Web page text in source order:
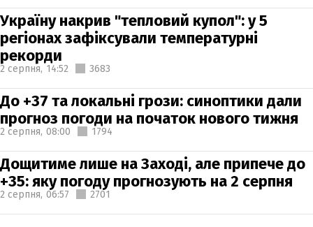
Україну накрив "тепловий купол": у 5
регіонах зафіксували температурні
рекорди
2 серпня, 14:52 3683
До +37 та локальні грози: синоптики дали
прогноз погоди на початок нового тижня
2 серпня, 08:00 1794
Дощитиме лише на Заході, але припече до
+35: яку погоду прогнозують на 2 серпня
2 серпня, 06:57 2701